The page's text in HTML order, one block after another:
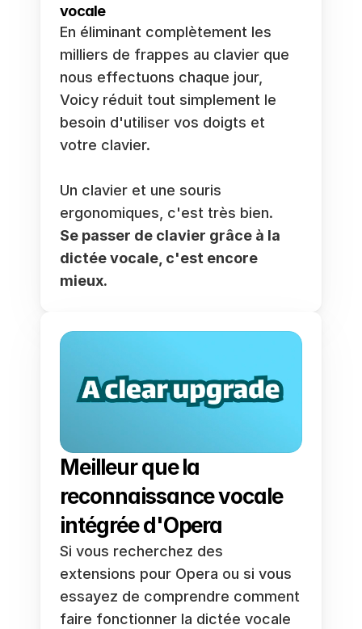
vocale
En éliminant complètement les
milliers de frappes au clavier que
nous effectuons chaque jour,
Voicy réduit tout simplement le
besoin d'utiliser vos doigts et
votre clavier.
Un clavier et une souris
ergonomiques, c'est très bien.
Se passer de clavier grâce à la
dictée vocale, c'est encore
mieux.
Meilleur que la
reconnaissance vocale
intégrée d'Opera
Si vous recherchez des
extensions pour Opera ou si vous
essayez de comprendre comment
faire fonctionner la dictée vocale